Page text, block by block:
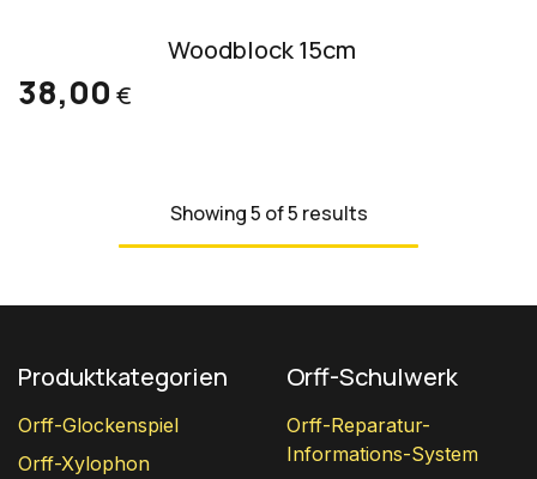
Woodblock 15cm
38,00 €
Showing 5 of 5 results
Produktkategorien
Orff-Glockenspiel
Orff-Xylophon
Orff-Schulwerk
Orff-Reparatur-
Informations-System